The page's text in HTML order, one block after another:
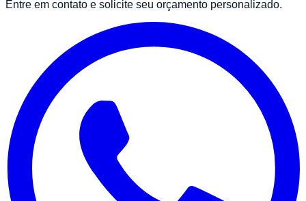
Entre em contato e solicite seu orçamento personalizado.